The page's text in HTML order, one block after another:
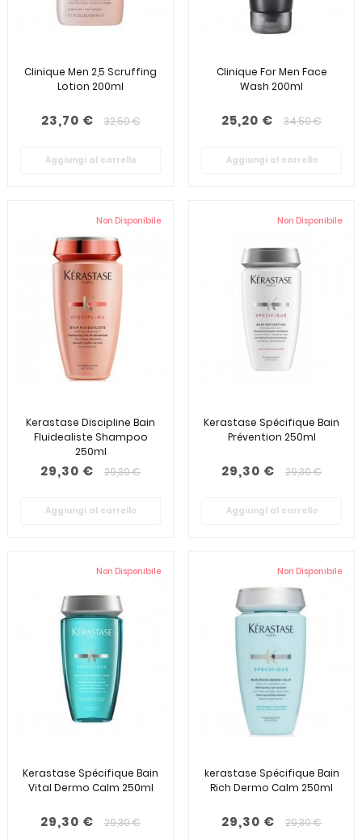
Clinique Men 2,5 Scruffing
Lotion 200ml
23,70 € 32,50 €
Aggiungi al carrello
Clinique For Men Face
Wash 200ml
25,20 € 34,50 €
Aggiungi al carrello
Non Disponibile
Kerastase Discipline Bain
Fluidealiste Shampoo
250ml
29,30 € 29,30 €
Aggiungi al carrello
Non Disponibile
Kerastase Spécifique Bain
Prévention 250ml
29,30 € 29,30 €
Aggiungi al carrello
Non Disponibile
Kerastase Spécifique Bain
Vital Dermo Calm 250ml
29,30 € 29,30 €
Non Disponibile
kerastase Spécifique Bain
Rich Dermo Calm 250ml
29,30 € 29,30 €